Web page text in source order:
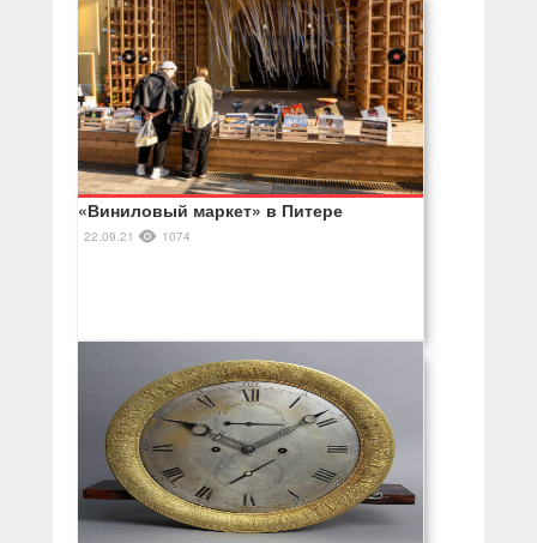
«Виниловый маркет» в Питере
22.09.21 1074